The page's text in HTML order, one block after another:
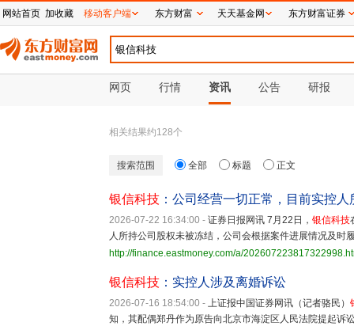
网页 行情 资讯 公告 研报
相关结果约128个
搜索范围 全部 标题 正文
银信科技 ：公司经营一切正常，目前实控
2026-07-22 16:34:00 - 证券日报网讯 7月22日， 银信科技
人所持公司股权未被冻结，公司会根据案件进展情况及时
http://finance.eastmoney.com/a/
银信科技 ：实控人涉及离婚诉讼
2026-07-16 18:54:00 - 上证报中国证券网讯（记者骆民）
知，其配偶郑丹作为原告向北京市海淀区人民法院提起诉
网站首页 加收藏 移动客户端 东方财富 天天基金网 东方财富证券